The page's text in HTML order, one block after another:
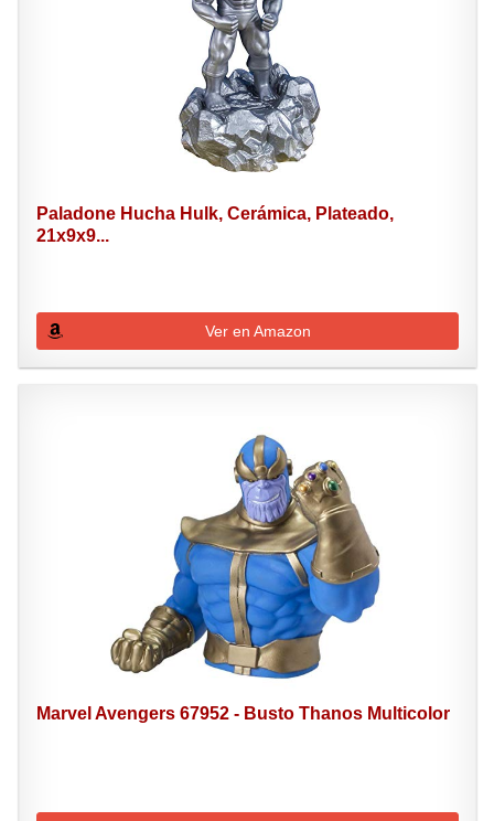
Paladone Hucha Hulk, Cerámica, Plateado,
21x9x9...
Ver en Amazon
Marvel Avengers 67952 - Busto Thanos Multicolor